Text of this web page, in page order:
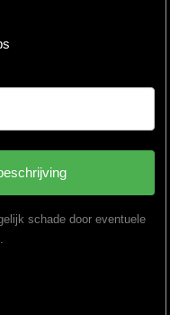
schade door eventuele